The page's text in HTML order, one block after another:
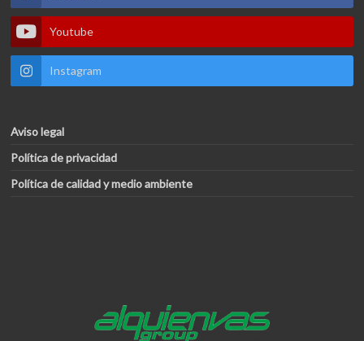
Youtube
Instagram
Aviso legal
Política de privacidad
Política de calidad y medio ambiente